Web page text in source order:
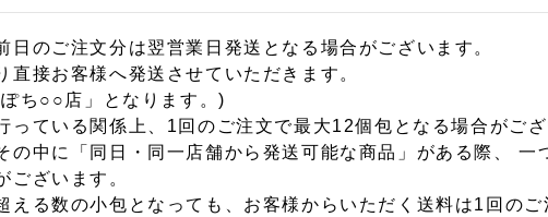
日のご注文分は翌営業日発送となる場合がございます。
直接お客様へ発送させていただきます。
ち○○店」となります。)
っている関係上、1回のご注文で最大12個包となる場合がござ
の中に「同日・同一店舗から発送可能な商品」がある際、 一
ございます。
える数の小包となっても、お客様からいただく送料は1回の